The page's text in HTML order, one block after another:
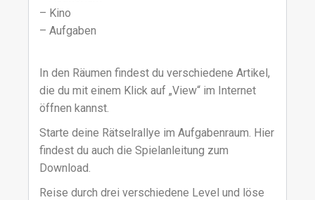
– Kino
– Aufgaben
In den Räumen findest du verschiedene Artikel,
die du mit einem Klick auf „View“ im Internet
öffnen kannst.
Starte deine Rätselrallye im Aufgabenraum. Hier
findest du auch die Spielanleitung zum
Download.
Reise durch drei verschiedene Level und löse